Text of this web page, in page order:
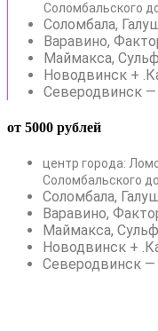
Соломбальского
Соломбала,
Варавино,
Маймакса,
Новодвинск +
Северодвинск —
от 5000 рублей
центр города:
Соломбальского
Соломбала,
Варавино,
Маймакса,
Новодвинск +
Северодвинск —